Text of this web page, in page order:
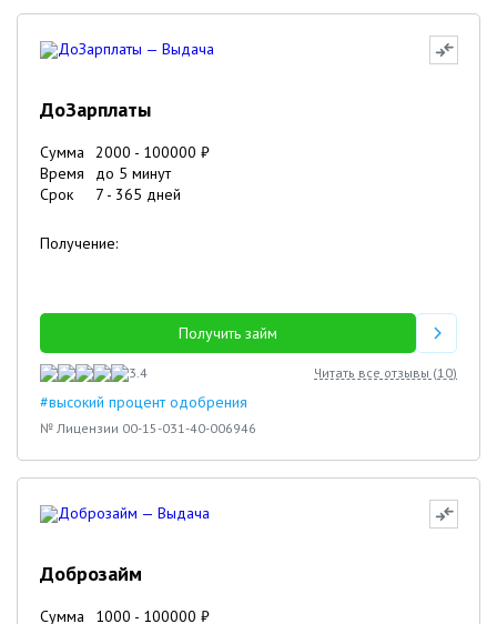
ДоЗарплаты
Сумма 2000 - 100000 ₽
Время
до 5 минут
Срок
7 - 365 дней
Получение:
Получить займ
3.4 Читать все отзывы (10)
#высокий процент одобрения
№ Лицензии 00-15-031-40-006946
Доброзайм
Сумма 1000 - 100000 ₽